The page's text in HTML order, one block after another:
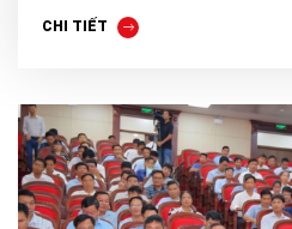
CHI TIẾT